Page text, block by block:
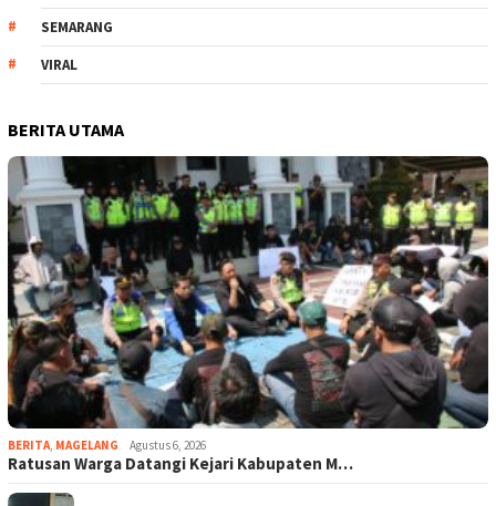
SEMARANG
VIRAL
BERITA UTAMA
BERITA, MAGELANG Agustus 6, 2026
Ratusan Warga Datangi Kejari Kabupaten M…